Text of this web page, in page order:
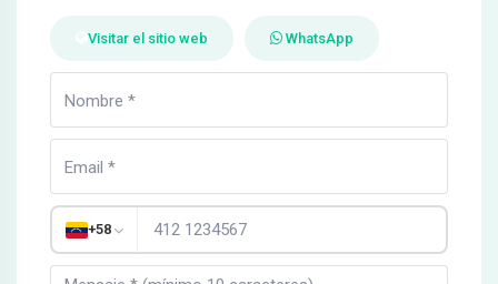
Visitar el sitio web WhatsApp
+58